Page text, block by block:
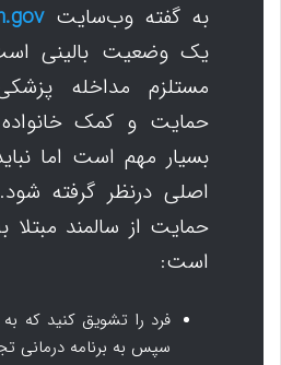
به گفته وب‌سایت
یک وضعیت بالینی
مستلزم مداخله
حمایت و کمک
بسیار مهم است اما
اصلی درنظر گرفته
حمایت از سالمند مبتلا
است:
فرد را تشویق کنید که
سپس به برنامه درمانی